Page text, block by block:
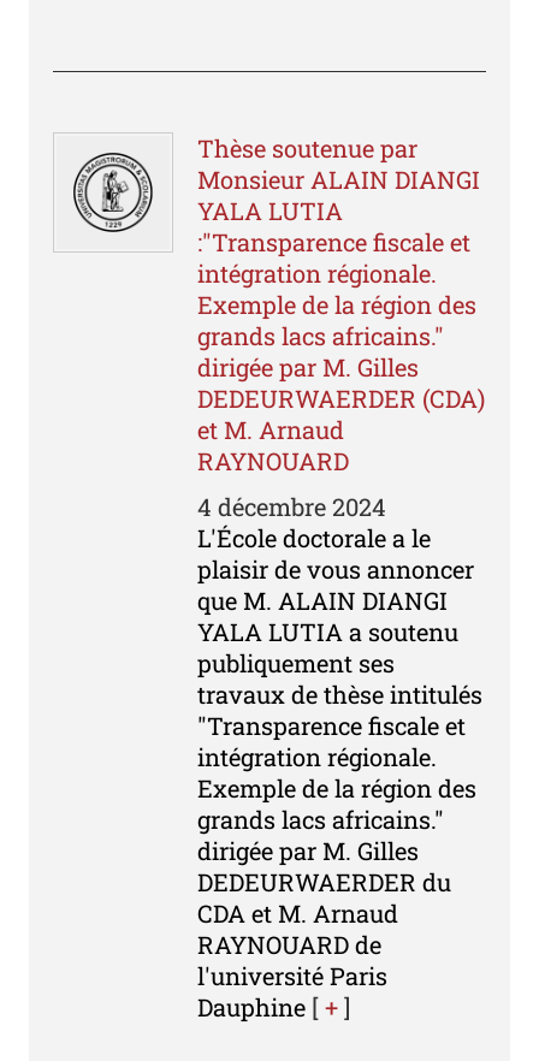
Thèse soutenue par
Monsieur ALAIN DIANGI
YALA LUTIA
:"Transparence fiscale et
intégration régionale.
Exemple de la région des
grands lacs africains."
dirigée par M. Gilles
DEDEURWAERDER (CDA)
et M. Arnaud
RAYNOUARD
4 décembre 2024
L'École doctorale a le
plaisir de vous annoncer
que M. ALAIN DIANGI
YALA LUTIA a soutenu
publiquement ses
travaux de thèse intitulés
"Transparence fiscale et
intégration régionale.
Exemple de la région des
grands lacs africains."
dirigée par M. Gilles
DEDEURWAERDER du
CDA et M. Arnaud
RAYNOUARD de
l'université Paris
Dauphine [+]